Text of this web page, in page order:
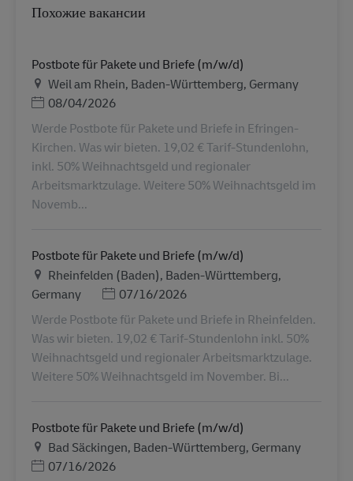
Похожие вакансии
Postbote für Pakete und Briefe (m/w/d)
Местоположение
Weil am Rhein, Baden-Württemberg, Germany
Дата публикации
08/04/2026
Werde Postbote für Pakete und Briefe in Efringen-
Kirchen. Was wir bieten. 19,02 € Tarif-Stundenlohn,
inkl. 50% Weihnachtsgeld und regionaler
Arbeitsmarktzulage. Weitere 50% Weihnachtsgeld im
Novemb...
Postbote für Pakete und Briefe (m/w/d)
Местоположение
Rheinfelden (Baden), Baden-Württemberg,
Germany
Дата публикации
07/16/2026
Werde Postbote für Pakete und Briefe in Rheinfelden.
Was wir bieten. 19,02 € Tarif-Stundenlohn inkl. 50%
Weihnachtsgeld und regionaler Arbeitsmarktzulage.
Weitere 50% Weihnachtsgeld im November. Bi...
Postbote für Pakete und Briefe (m/w/d)
Местоположение
Bad Säckingen, Baden-Württemberg, Germany
Дата публикации
07/16/2026